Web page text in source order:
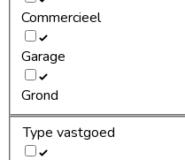
Commercieel
Garage
Grond
Type vastgoed